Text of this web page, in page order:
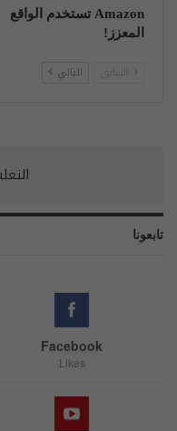
Amazon تستخدم الواقع
المعزز!
التالي
تابعونا
Facebook
Likes